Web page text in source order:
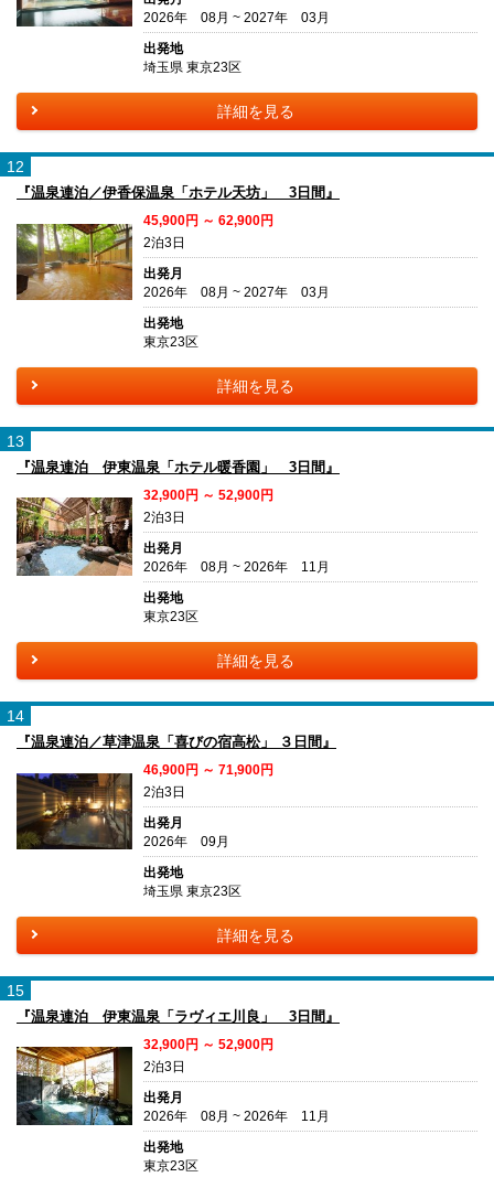
2026年 08月 ~ 2027年 03月
出発地
埼玉県 東京23区
詳細を見る
12
『温泉連泊／伊香保温泉「ホテル天坊」 3日間』
45,900円 ～ 62,900円
2泊3日
出発月
2026年 08月 ~ 2027年 03月
出発地
東京23区
詳細を見る
13
『温泉連泊 伊東温泉「ホテル暖香園」 3日間』
32,900円 ～ 52,900円
2泊3日
出発月
2026年 08月 ~ 2026年 11月
出発地
東京23区
詳細を見る
14
『温泉連泊／草津温泉「喜びの宿高松」 ３日間』
46,900円 ～ 71,900円
2泊3日
出発月
2026年 09月
出発地
埼玉県 東京23区
詳細を見る
15
『温泉連泊 伊東温泉「ラヴィエ川良」 3日間』
32,900円 ～ 52,900円
2泊3日
出発月
2026年 08月 ~ 2026年 11月
出発地
東京23区